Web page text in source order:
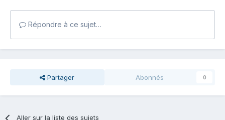
Répondre à ce sujet…
Partager Abonnés 0
Aller sur la liste des sujets